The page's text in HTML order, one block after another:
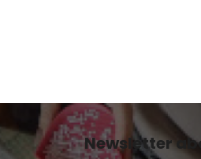
Newsletter